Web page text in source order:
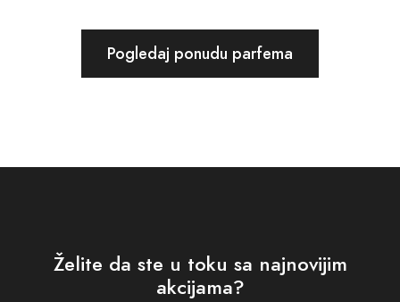
Pogledaj ponudu parfema
Želite da ste u toku sa najnovijim
akcijama?